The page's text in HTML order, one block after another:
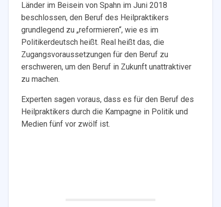
Länder im Beisein von Spahn im Juni 2018
beschlossen, den Beruf des Heilpraktikers
grundlegend zu „reformieren“, wie es im
Politikerdeutsch heißt. Real heißt das, die
Zugangsvoraussetzungen für den Beruf zu
erschweren, um den Beruf in Zukunft unattraktiver
zu machen.
Experten sagen voraus, dass es für den Beruf des
Heilpraktikers durch die Kampagne in Politik und
Medien fünf vor zwölf ist.